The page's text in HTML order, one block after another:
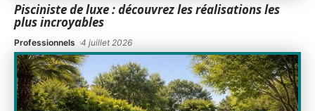
Pisciniste de luxe : découvrez les réalisations les
plus incroyables
Professionnels 4 juillet 2026